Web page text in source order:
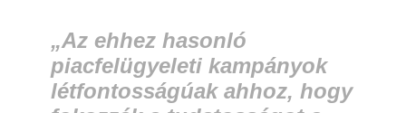
„Az ehhez hasonló
piacfelügyeleti kampányok
létfontosságúak ahhoz, hogy